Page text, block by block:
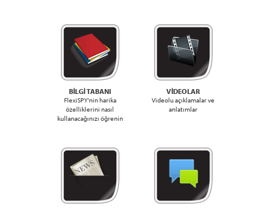
BİLGİ TABANI
FlexiSPY'nin harika
özelliklerini nasıl
kullanacağınızı öğrenin
VİDEOLAR
Videolu açıklamalar ve
anlatımlar